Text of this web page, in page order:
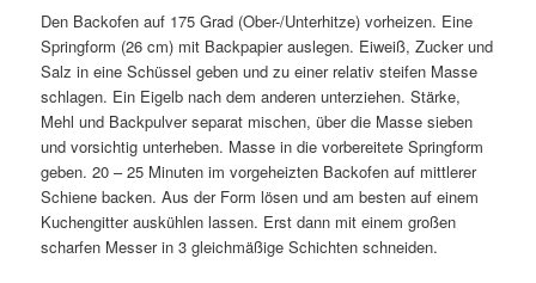
Den Backofen auf 175 Grad (Ober-/Unterhitze) vorheizen. Eine
Springform (26 cm) mit Backpapier auslegen. Eiweiß, Zucker und
Salz in eine Schüssel geben und zu einer relativ steifen Masse
schlagen. Ein Eigelb nach dem anderen unterziehen. Stärke,
Mehl und Backpulver separat mischen, über die Masse sieben
und vorsichtig unterheben. Masse in die vorbereitete Springform
geben. 20 – 25 Minuten im vorgeheizten Backofen auf mittlerer
Schiene backen. Aus der Form lösen und am besten auf einem
Kuchengitter auskühlen lassen. Erst dann mit einem großen
scharfen Messer in 3 gleichmäßige Schichten schneiden.